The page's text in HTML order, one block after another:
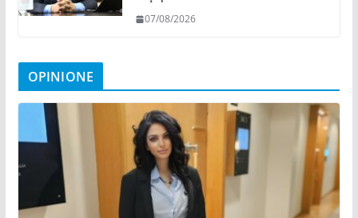
07/08/2026
OPINIONE